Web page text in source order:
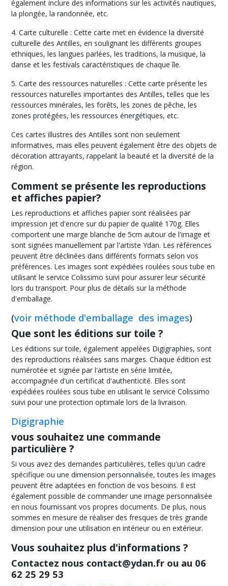
également inclure des informations sur les activités nautiques,
la plongée, la randonnée, etc.
4. Carte culturelle : Cette carte met en évidence la diversité
culturelle des Antilles, en soulignant les différents groupes
ethniques, les langues parlées, les traditions, la musique, la
danse et les festivals caractéristiques de chaque île.
5. Carte des ressources naturelles : Cette carte présente les
ressources naturelles importantes des Antilles, telles que les
ressources minérales, les forêts, les zones de pêche, les
zones protégées, les ressources énergétiques, etc.
Ces cartes illustres des Antilles sont non seulement
informatives, mais elles peuvent également être des objets de
décoration attrayants, rappelant la beauté et la diversité de la
région.
Comment se présente les reproductions
et affiches papier?
Les reproductions et affiches papier sont réalisées par
impression jet d'encre sur du papier de qualité 170g. Elles
comportent une marge blanche de 5cm autour de l'image et
sont signées manuellement par l'artiste Ydan. Les références
peuvent être déclinées dans différents formats selon vos
préférences. Les images sont expédiées roulées sous tube en
utilisant le service Colissimo suivi pour assurer leur sécurité
lors du transport. Pour plus de détails sur la méthode
d'emballage.
(voir méthode d'emballage des images)
Que sont les éditions sur toile ?
Les éditions sur toile, également appelées Digigraphies, sont
des reproductions réalisées sans marges. Chaque édition est
numérotée et signée par l'artiste en série limitée,
accompagnée d'un certificat d'authenticité. Elles sont
expédiées roulées sous tube en utilisant le service Colissimo
suivi pour une protection optimale lors de la livraison.
Digigraphie
vous souhaitez une commande
particulière ?
Si vous avez des demandes particulières, telles qu'un cadre
spécifique ou une dimension personnalisée, toutes les images
peuvent être adaptées en fonction de vos besoins. Il est
également possible de commander une image personnalisée
en nous fournissant vos propres documents. De plus, nous
sommes en mesure de réaliser des fresques de très grande
dimension pour une utilisation en intérieur ou en extérieur.
Vous souhaitez plus d'informations ?
Contactez nous contact@ydan.fr ou au 06
62 25 29 53